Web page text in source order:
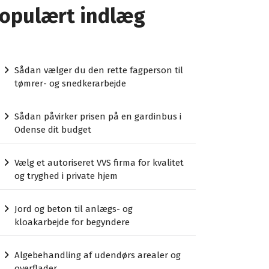
indlæg
Sådan vælger du den rette fagperson til
tømrer- og snedkerarbejde
Sådan påvirker prisen på en gardinbus i
Odense dit budget
Vælg et autoriseret VVS firma for kvalitet
og tryghed i private hjem
Jord og beton til anlægs- og
kloakarbejde for begyndere
Algebehandling af udendørs arealer og